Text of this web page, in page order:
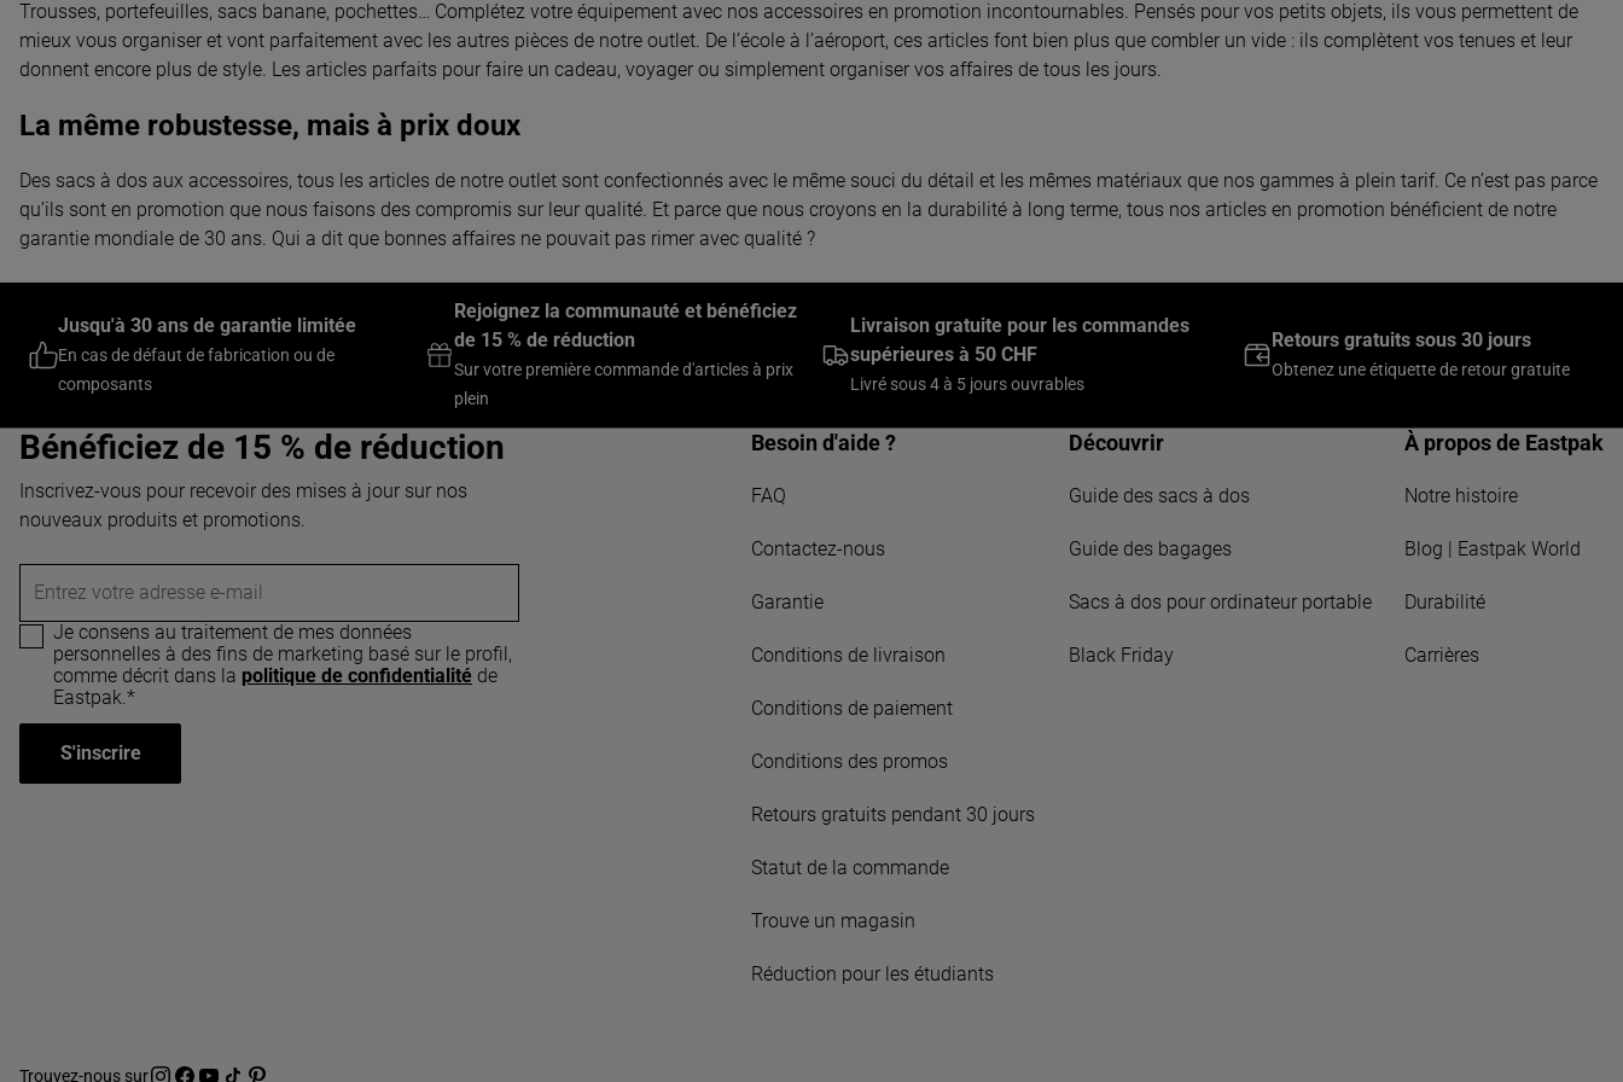
Trousses, portefeuilles, sacs banane, pochettes… Complétez votre équipement avec nos accessoires en promotion incontournables. Pensés pour vos petits objets, ils vous permettent de
mieux vous organiser et vont parfaitement avec les autres pièces de notre outlet. De l’école à l’aéroport, ces articles font bien plus que combler un vide : ils complètent vos tenues et leur
donnent encore plus de style. Les articles parfaits pour faire un cadeau, voyager ou simplement organiser vos affaires de tous les jours.
La même robustesse, mais à prix doux
Des sacs à dos aux accessoires, tous les articles de notre outlet sont confectionnés avec le même souci du détail et les mêmes matériaux que nos gammes à plein tarif. Ce n’est pas parce
qu’ils sont en promotion que nous faisons des compromis sur leur qualité. Et parce que nous croyons en la durabilité à long terme, tous nos articles en promotion bénéficient de notre
garantie mondiale de 30 ans. Qui a dit que bonnes affaires ne pouvait pas rimer avec qualité ?
Jusqu'à 30 ans de garantie limitée
En cas de défaut de fabrication ou de
composants
Rejoignez la communauté et bénéficiez
de 15 % de réduction
Sur votre première commande d'articles à prix
plein
Livraison gratuite pour les commandes
supérieures à 50 CHF
Livré sous 4 à 5 jours ouvrables
Retours gratuits sous 30 jours
Obtenez une étiquette de retour gratuite
Bénéficiez de 15 % de réduction
Inscrivez-vous pour recevoir des mises à jour sur nos
nouveaux produits et promotions.
Entrez votre adresse e-mail
Je consens au traitement de mes données
personnelles à des fins de marketing basé sur le profil,
comme décrit dans la politique de confidentialité de
Eastpak.*
S'inscrire
Besoin d'aide ?
FAQ
Contactez-nous
Garantie
Conditions de livraison
Conditions de paiement
Conditions des promos
Retours gratuits pendant 30 jours
Statut de la commande
Trouve un magasin
Réduction pour les étudiants
Découvrir
Guide des sacs à dos
Guide des bagages
Sacs à dos pour ordinateur portable
Black Friday
À propos de Eastpak
Notre histoire
Blog | Eastpak World
Durabilité
Carrières
Trouvez-nous sur